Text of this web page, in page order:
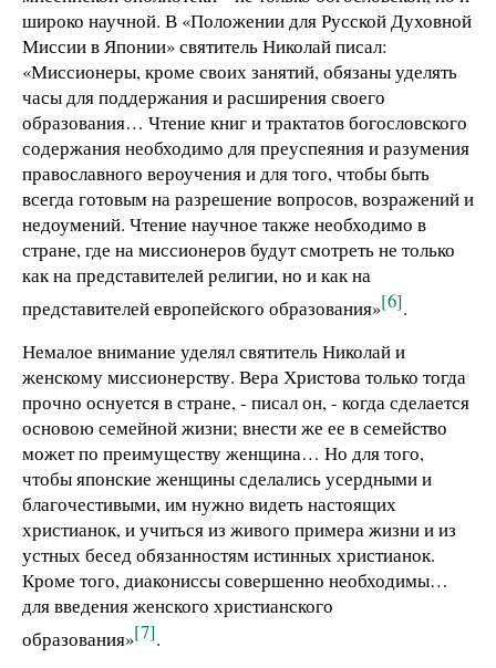
широко научной. В «Положении для Русской Духовной
Миссии в Японии» святитель Николай писал:
«Миссионеры, кроме своих занятий, обязаны уделять
часы для поддержания и расширения своего
образования… Чтение книг и трактатов богословского
содержания необходимо для преуспеяния и разумения
православного вероучения и для того, чтобы быть
всегда готовым на разрешение вопросов, возражений и
недоумений. Чтение научное также необходимо в
стране, где на миссионеров будут смотреть не только
как на представителей религии, но и как на
представителей европейского образования»[6].
Немалое внимание уделял святитель Николай и
женскому миссионерству. Вера Христова только тогда
прочно оснуется в стране, - писал он, - когда сделается
основою семейной жизни; внести же ее в семейство
может по преимуществу женщина… Но для того,
чтобы японские женщины сделались усердными и
благочестивыми, им нужно видеть настоящих
христианок, и учиться из живого примера жизни и из
устных бесед обязанностям истинных христианок.
Кроме того, диакониссы совершенно необходимы…
для введения женского христианского
образования»[7].